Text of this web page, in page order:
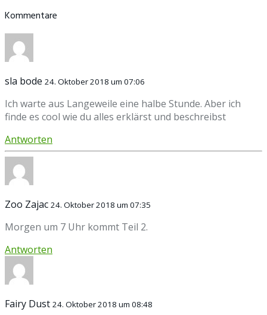
Kommentare
sla bode 24. Oktober 2018 um 07:06
Ich warte aus Langeweile eine halbe Stunde. Aber ich
finde es cool wie du alles erklärst und beschreibst
Antworten
Zoo Zajac 24. Oktober 2018 um 07:35
Morgen um 7 Uhr kommt Teil 2.
Antworten
Fairy Dust 24. Oktober 2018 um 08:48